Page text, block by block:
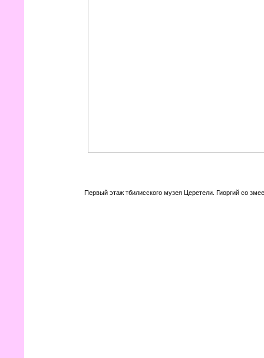
Первый этаж тбилисского музея Церетели. Гиоргий со